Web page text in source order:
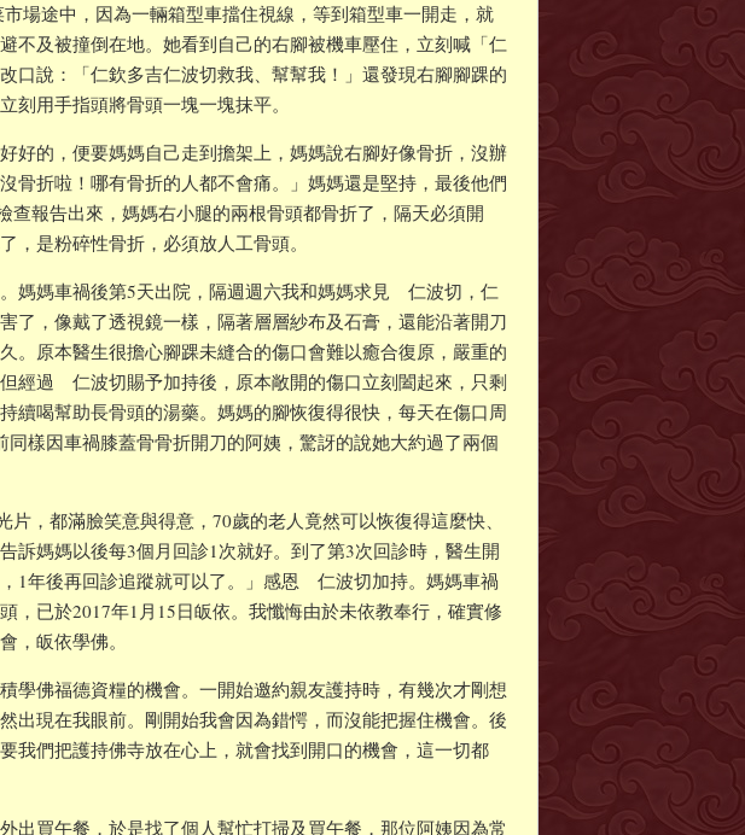
場途中，因為一輛箱型車擋住視線，等到箱型車一開走，就
不及被撞倒在地。她看到自己的右腳被機車壓住，立刻喊「仁
口說：「仁欽多吉仁波切救我、幫幫我！」還發現右腳腳踝的
刻用手指頭將骨頭一塊一塊抹平。
好的，便要媽媽自己走到擔架上，媽媽說右腳好像骨折，沒辦
骨折啦！哪有骨折的人都不會痛。」媽媽還是堅持，最後他們
查報告出來，媽媽右小腿的兩根骨頭都骨折了，隔天必須開
，是粉碎性骨折，必須放人工骨頭。
媽媽車禍後第5天出院，隔週週六我和媽媽求見 仁波切，仁
，像戴了透視鏡一樣，隔著層層紗布及石膏，還能沿著開刀
。原本醫生很擔心腳踝未縫合的傷口會難以癒合復原，嚴重的
經過 仁波切賜予加持後，原本敞開的傷口立刻闔起來，只剩
續喝幫助長骨頭的湯藥。媽媽的腳恢復得很快，每天在傷口周
樣因車禍膝蓋骨骨折開刀的阿姨，驚訝的說她大約過了兩個
，都滿臉笑意與得意，70歲的老人竟然可以恢復得這麼快、
訴媽媽以後每3個月回診1次就好。到了第3次回診時，醫生開
1年後再回診追蹤就可以了。」感恩 仁波切加持。媽媽車禍
已於2017年1月15日皈依。我懺悔由於未依教奉行，確實修
，皈依學佛。
佛福德資糧的機會。一開始邀約親友護持時，有幾次才剛想
出現在我眼前。剛開始我會因為錯愕，而沒能把握住機會。後
我們把護持佛寺放在心上，就會找到開口的機會，這一切都
出買午餐，於是找了個人幫忙打掃及買午餐，那位阿姨因為常